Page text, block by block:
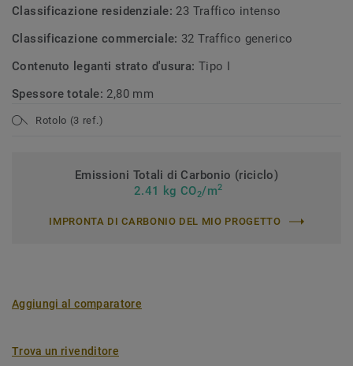
Classificazione residenziale: 23 Traffico intenso
Classificazione commerciale: 32 Traffico generico
Contenuto leganti strato d'usura: Tipo I
Spessore totale: 2,80 mm
Rotolo (3 ref.)
Emissioni Totali di Carbonio (riciclo)
2.41 kg CO2/m2
IMPRONTA DI CARBONIO DEL MIO PROGETTO
Aggiungi al comparatore
Trova un rivenditore